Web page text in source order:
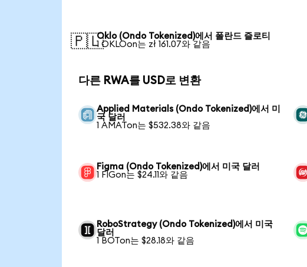
🇵🇱Oklo (Ondo Tokenized)에서 폴란드 즐로티
1 OKLOon는 zł 161.07와 같음
다른 RWA를 USD로 변환
Applied Materials (Ondo Tokenized)에서 미
국 달러
1 AMATon는 $532.38와 같음
Figma (Ondo Tokenized)에서 미국 달러
1 FIGon는 $24.11와 같음
RoboStrategy (Ondo Tokenized)에서 미국
달러
1 BOTon는 $28.18와 같음